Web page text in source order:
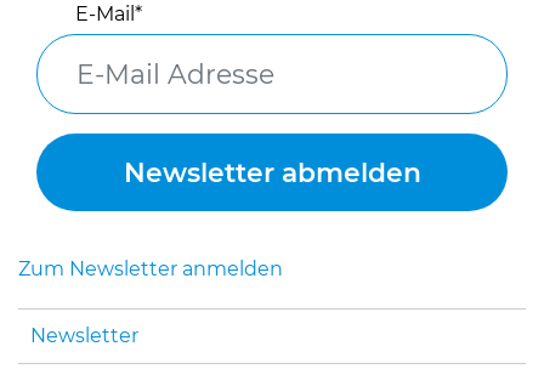
E-Mail *
Zum Newsletter anmelden
Newsletter